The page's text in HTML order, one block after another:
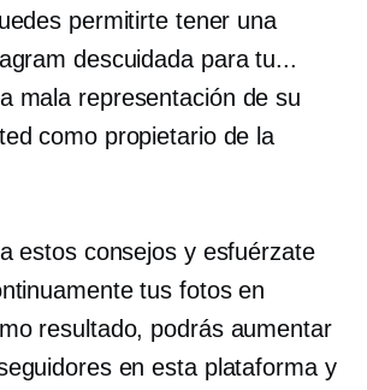
permitirte tener una
descuidada para tu...
mala representación de su
como propietario de la
estos consejos y esfuérzate
tus fotos en
resultado, podrás aumentar
en esta plataforma y